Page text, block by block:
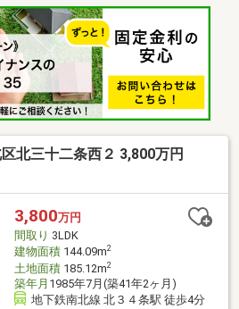
庭付
北三十二条西２ 3,800万円
3,800万円
間取り 3LDK
建物面積144.09m2
土地面積185.12m2
築年月 1985年7月(築41年2ヶ月)
地下鉄南北線 北３４条駅 徒歩4分